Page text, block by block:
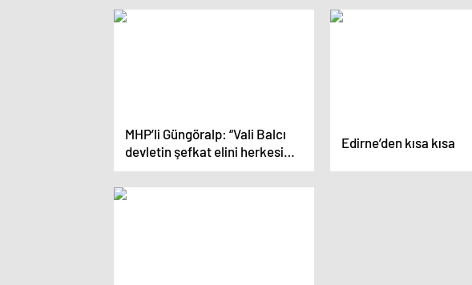
AĞIR YARALI 4
MHP’li Güngöralp: “Vali Balcı
devletin şefkat elini herkesime
uzatıyor”
Edirne’den kısa kısa